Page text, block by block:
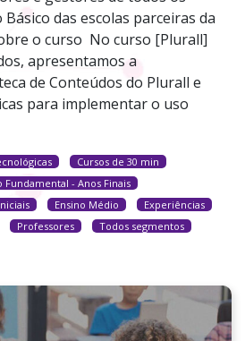
das escolas parceiras da
o curso No curso [Plurall]
apresentamos a
de Conteúdos do Plurall e
para implementar o uso
Cursos de 30 min
Fundamental - Anos Finais
Ensino Médio
Experiências
Professores Todos segmentos